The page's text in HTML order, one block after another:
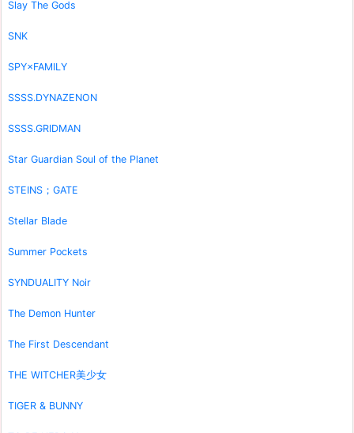
Slay The Gods
SNK
SPY×FAMILY
SSSS.DYNAZENON
SSSS.GRIDMAN
Star Guardian Soul of the Planet
STEINS；GATE
Stellar Blade
Summer Pockets
SYNDUALITY Noir
The Demon Hunter
The First Descendant
THE WITCHER美少女
TIGER & BUNNY